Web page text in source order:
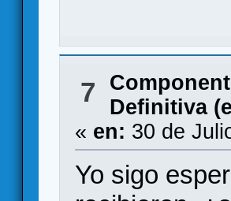
7
Definitiva
« en: 30 de
Yo sigo